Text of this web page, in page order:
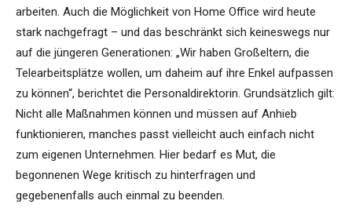
arbeiten. Auch die Möglichkeit von Home Office wird heute
stark nachgefragt – und das beschränkt sich keineswegs nur
auf die jüngeren Generationen: „Wir haben Großeltern, die
Telearbeitsplätze wollen, um daheim auf ihre Enkel aufpassen
zu können“, berichtet die Personaldirektorin. Grundsätzlich gilt:
Nicht alle Maßnahmen können und müssen auf Anhieb
funktionieren, manches passt vielleicht auch einfach nicht
zum eigenen Unternehmen. Hier bedarf es Mut, die
begonnenen Wege kritisch zu hinterfragen und
gegebenenfalls auch einmal zu beenden.